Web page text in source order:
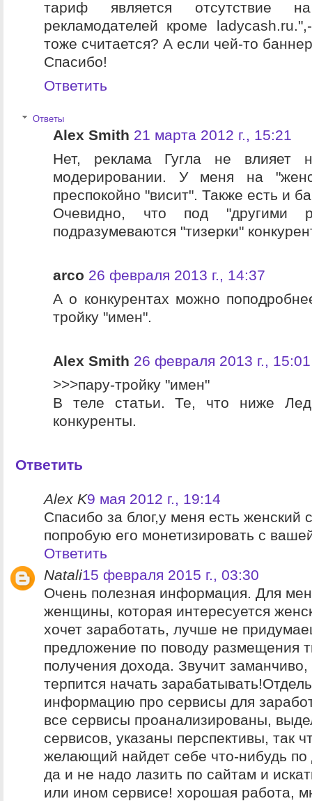
тариф является отсутствие
рекламодателей кроме
тоже считается? А если чей-то
Спасибо!
Ответить
Ответы
Alex Smith 21 марта 2012 г., 15:21
Нет, реклама Гугла не влияет
модерировании. У меня на
преспокойно "висит". Также есть и
Очевидно, что под "другими
подразумеваются "тизерки"
arco 26 февраля 2013 г., 14:37
А о конкурентах можно
тройку "имен".
Alex Smith 26 февраля 2013 г., 15:01
>>>пару-тройку "имен"
В теле статьи. Те, что ниже
конкуренты.
Ответить
Alex K9 мая 2012 г., 19:14
Спасибо за блог,у меня есть женский
попробую его монетизировать с
Ответить
Natali15 февраля 2015 г., 03:30
Очень полезная информация. Для
женщины, которая интересуется
хочет заработать, лучше не
предложение по поводу размещения
получения дохода. Звучит
терпится начать
информацию про сервисы для
все сервисы проанализированы,
сервисов, указаны перспективы, так
желающий найдет себе что-нибудь по
да и не надо лазить по сайтам и
или ином сервисе! хорошая работа,